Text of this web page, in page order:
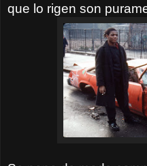
que lo rigen son